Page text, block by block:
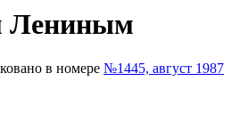
Лениным
в номере №1445, август 1987